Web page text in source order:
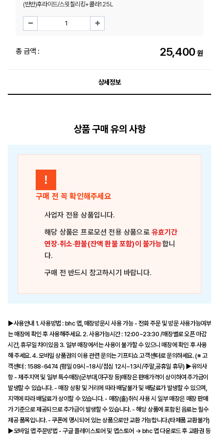
(반반)후라이드/스윗칠리킹+콜라1.25L
총 금액 : 25,400 원
상세정보
상품 구매 유의 사항
!
구매 전 꼭 확인해주세요
사업자 전용 상품입니다.
해당 상품은프로모션 전용 상품으로유효기간
연장·취소·환불(잔액 환불 포함)이 불가능합니
다.
구매 전 반드시 참고하시기 바랍니다.
▶사용안내 1. 사용방법 : bhc 앱, 매장방문시 사용 가능 - 전화 주문 및 방문 사용가능여부
는 매장에 확인 후 사용해주세요. 2. 사용가능시간 : 12:00~23:30 /매장별로 오픈 마감
시간, 휴무일 차이있음 3. 일부 매장에서는 사용이 불가할 수 있으니 매장에 확인 후 사용
해 주세요. 4. 모바일 상품권의 이용 관련 문의는 기프티쇼 고객센터로 문의하세요. (※ 고
객센터 : 1588-6474 (평일 09시~18시/점심 12시~13시/주말,공휴일 휴무) ▶유의사
항 - 제주지역 및 일부 특수매장(군부대,야구장 등)매장은 판매가격이 상이하여 추가금이
발생할 수 있습니다. - 매장 상황 및 거리에 따라 배달불가 및 배달료가 발생할 수 있으며,
지역에 따라 배달료가 상이할 수 있습니다. - 매장(홀)취식 사용 시 일부 매장은 매장 판매
가 기준으로 제공되므로 추가금이 발생할 수 있습니다. - 해당 상품에 포함된 음료는 필수
제공 품목입니다. - 쿠폰에 명시되어 있는 상품으로만 교환 가능합니다.(타제품 교환불가)
▶모바일 앱 주문방법 - 구글 플레이스토어 및 앱스토어 → bhc 앱 다운로드 후 교환권 등